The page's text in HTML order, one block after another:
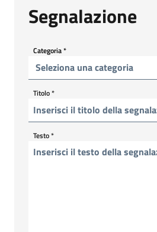
Segnalazione
Categoria*
Titolo*
Testo*